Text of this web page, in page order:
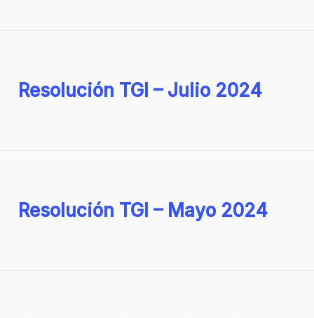
Resolución TGI – Julio 2024
Resolución TGI – Mayo 2024